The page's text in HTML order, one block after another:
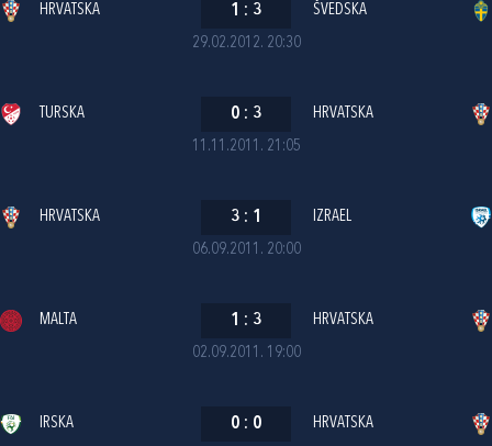
29.02.2012. 20:30
HRVATSKA 1 : 3 ŠVEDSKA
11.11.2011. 21:05
TURSKA 0 : 3 HRVATSKA
06.09.2011. 20:00
HRVATSKA 3 : 1 IZRAEL
02.09.2011. 19:00
MALTA 1 : 3 HRVATSKA
IRSKA 0 : 0 HRVATSKA